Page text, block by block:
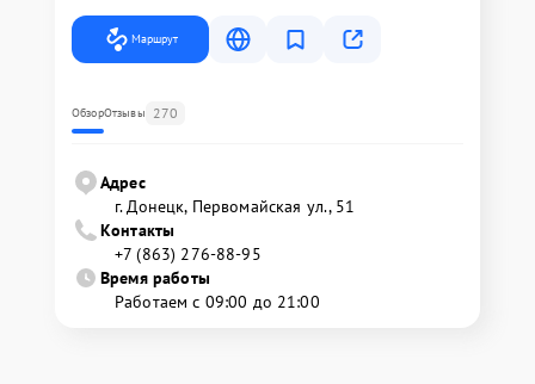
Маршрут
ОбзорОтзывы 270
Адрес
г. Донецк, Первомайская ул., 51
Контакты
+7 (863) 276-88-95
Время работы
Работаем с 09:00 до 21:00